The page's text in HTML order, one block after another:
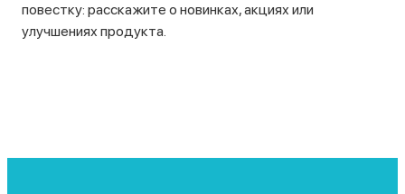
повестку: расскажите о новинках, акциях или
улучшениях продукта.